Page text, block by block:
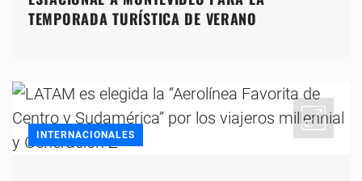
TEMPORADA TURÍSTICA DE VERANO
INTERNACIONALES